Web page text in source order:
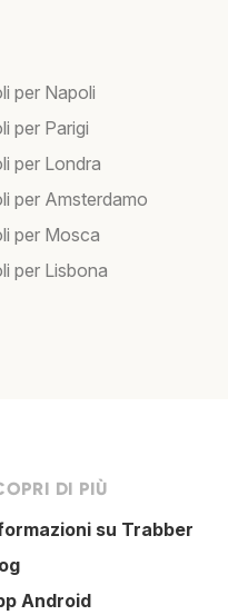
per Napoli
per Parigi
per Londra
per Amsterdamo
per Mosca
per Lisbona
DI PIÙ
su Trabber
Android